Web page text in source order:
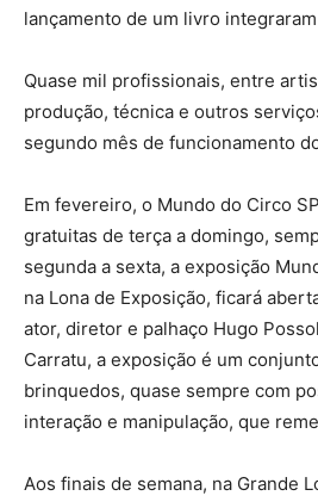
lançamento de um livro
Quase mil profissionais, entre
produção, técnica e outros
segundo mês de funcionamento
Em fevereiro, o Mundo do Circo
gratuitas de terça a domingo,
segunda a sexta, a exposição
na Lona de Exposição, ficará
ator, diretor e palhaço Hugo
Carratu, a exposição é um
brinquedos, quase sempre com
interação e manipulação, que
Aos finais de semana, na Grande